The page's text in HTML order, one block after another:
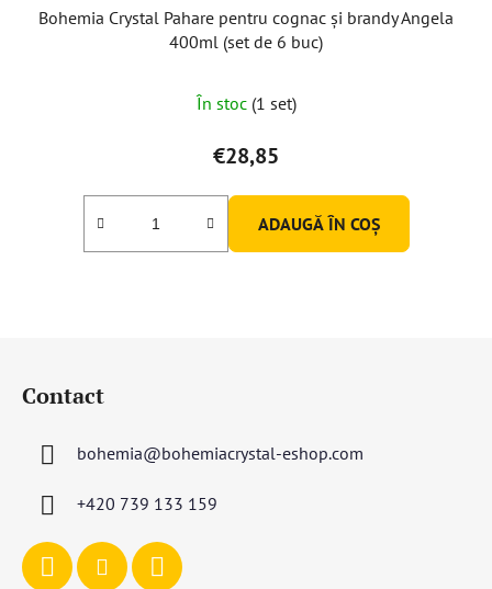
Bohemia Crystal Pahare pentru cognac și brandy Angela
400ml (set de 6 buc)
În stoc (1 set)
€28,85
ADAUGĂ ÎN COŞ
Contact
bohemia@bohemiacrystal-eshop.com
+420 739 133 159